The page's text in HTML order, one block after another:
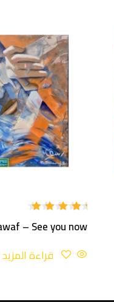
التقييم
5.00من
– See you now
قراءة المزيد